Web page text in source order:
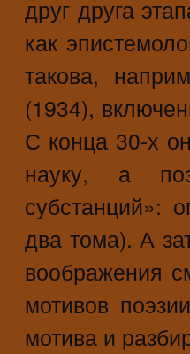
друг друга
как
такова,
(1934),
С конца 30-х
науку, а
субстанций»:
два тома). А
воображения
мотивов
мотива и